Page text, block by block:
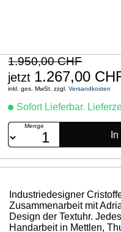
1.950,00 CHF
jetzt 1.267,00
inkl. ges. MwSt. zzgl.Versandkosten
Sofort Lieferbar.
Menge
Industriedesigner
Zusammen­arbeit mit
Design der Textuhr.
Handarbeit in Mettlen,